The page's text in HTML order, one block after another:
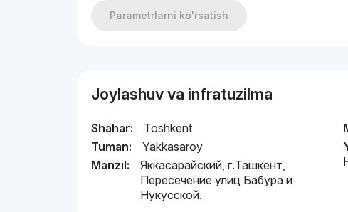
Parametrlarni ko'rsatish
Joylashuv va infratuzilma
Shahar:
Toshkent
Tuman:
Yakkasaroy
Manzil:
Яккасарайский, г.Ташкент,
Пересечение улиц Бабура и
Нукусской.